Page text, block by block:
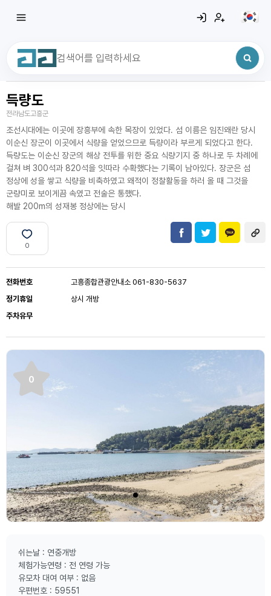
최근 검색어
득량도
전라남도고흥군
조선시대에는 이곳에 장흥부에 속한 목장이 있었다. 섬 이름은 임진왜란 당시
이순신 장군이 이곳에서 식량을 얻었으므로 득량이라 부르게 되었다고 한다.
득량도는 이순신 장군의 해상 전투를 위한 중요 식량기지 중 하나로 두 차례에
걸쳐 벼 300석과 820석을 잇따라 수확했다는 기록이 남아있다. 장군은 섬
정상에 성을 쌓고 식량을 비축하였고 왜적이 정찰활동을 하러 올 때 그것을
군량미로 보이게끔 속였고 전술은 통했다.
해발 200m의 성재봉 정상에는 당시
0
전화번호
고흥종합관광안내소 061-830-5637
정기휴일
상시 개방
주차유무
0
쉬는날 : 연중개방
체험가능연령 : 전 연령 가능
유모차 대여 여부 : 없음
우편번호 : 59551